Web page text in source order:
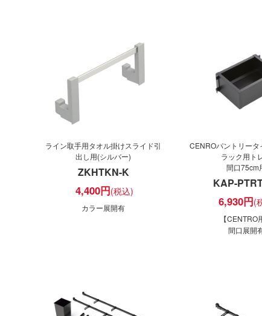
ライン取手用タオル掛けスライド引
出し用(シルバー)
ZKHTKN-K
4,400円
カラー展開有
CENROパントリータ
ラック用ト
間口75cm
KAP-
6,930円
【CENTRO
間口展開